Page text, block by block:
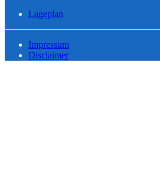
Lageplan
Impressum
Disclaimer